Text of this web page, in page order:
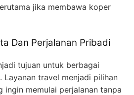
jika membawa koper
Dan Perjalanan Pribadi
tujuan untuk berbagai
Layanan travel menjadi pilihan
ingin memulai perjalanan tanpa